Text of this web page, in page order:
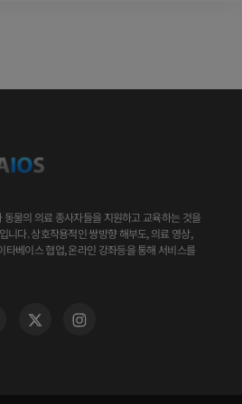
동물의 의료 종사자들을 지원하고 교육하는 것을
니다. 상호작용적인 쌍방향 해부도, 의료 영상,
타베이스 협업, 온라인 강좌등을 통해 서비스를